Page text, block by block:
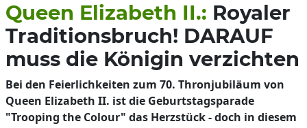
Queen Elizabeth II.: Royaler
Traditionsbruch! DARAUF
muss die Königin verzichten
Bei den Feierlichkeiten zum 70. Thronjubiläum von
Queen Elizabeth II. ist die Geburtstagsparade
"Trooping the Colour" das Herzstück - doch in diesem